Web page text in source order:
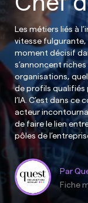
Les métiers liés à
vitesse
moment décisif
s’annoncent
organisations,
de profils
l’IA. C’est dans
acteur
de faire le lien
pôles de
Par
Fiche